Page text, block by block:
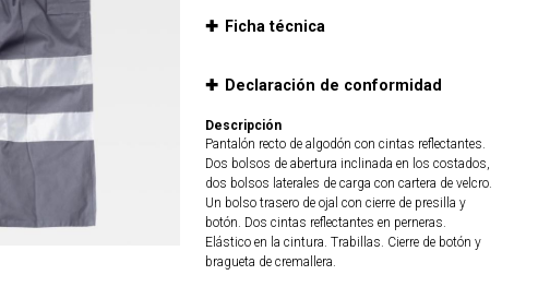
Ficha técnica
Declaración de conformidad
Descripción
Pantalón recto de algodón con cintas reflectantes.
Dos bolsos de abertura inclinada en los costados,
dos bolsos laterales de carga con cartera de velcro.
Un bolso trasero de ojal con cierre de presilla y
botón. Dos cintas reflectantes en perneras.
Elástico en la cintura. Trabillas. Cierre de botón y
bragueta de cremallera.